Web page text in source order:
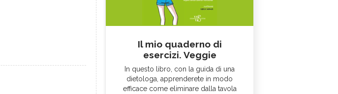
Il mio quaderno di
esercizi. Veggie
In questo libro, con la guida di una
dietologa, apprenderete in modo
efficace come eliminare dalla tavola